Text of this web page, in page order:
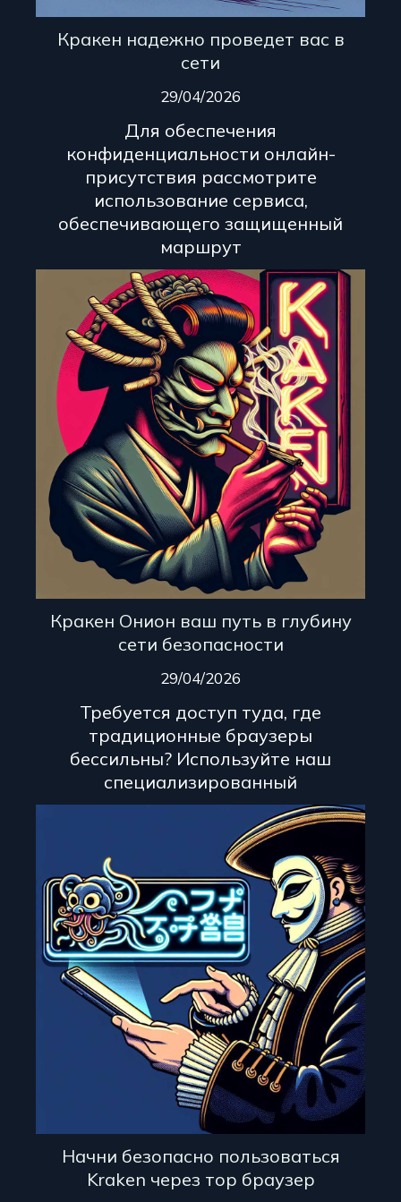
Кракен надежно проведет вас в
сети
29/04/2026
Для обеспечения
конфиденциальности онлайн-
присутствия рассмотрите
использование сервиса,
обеспечивающего защищенный
маршрут
Кракен Онион ваш путь в глубину
сети безопасности
29/04/2026
Требуется доступ туда, где
традиционные браузеры
бессильны? Используйте наш
специализированный
Начни безопасно пользоваться
Kraken через тор браузер